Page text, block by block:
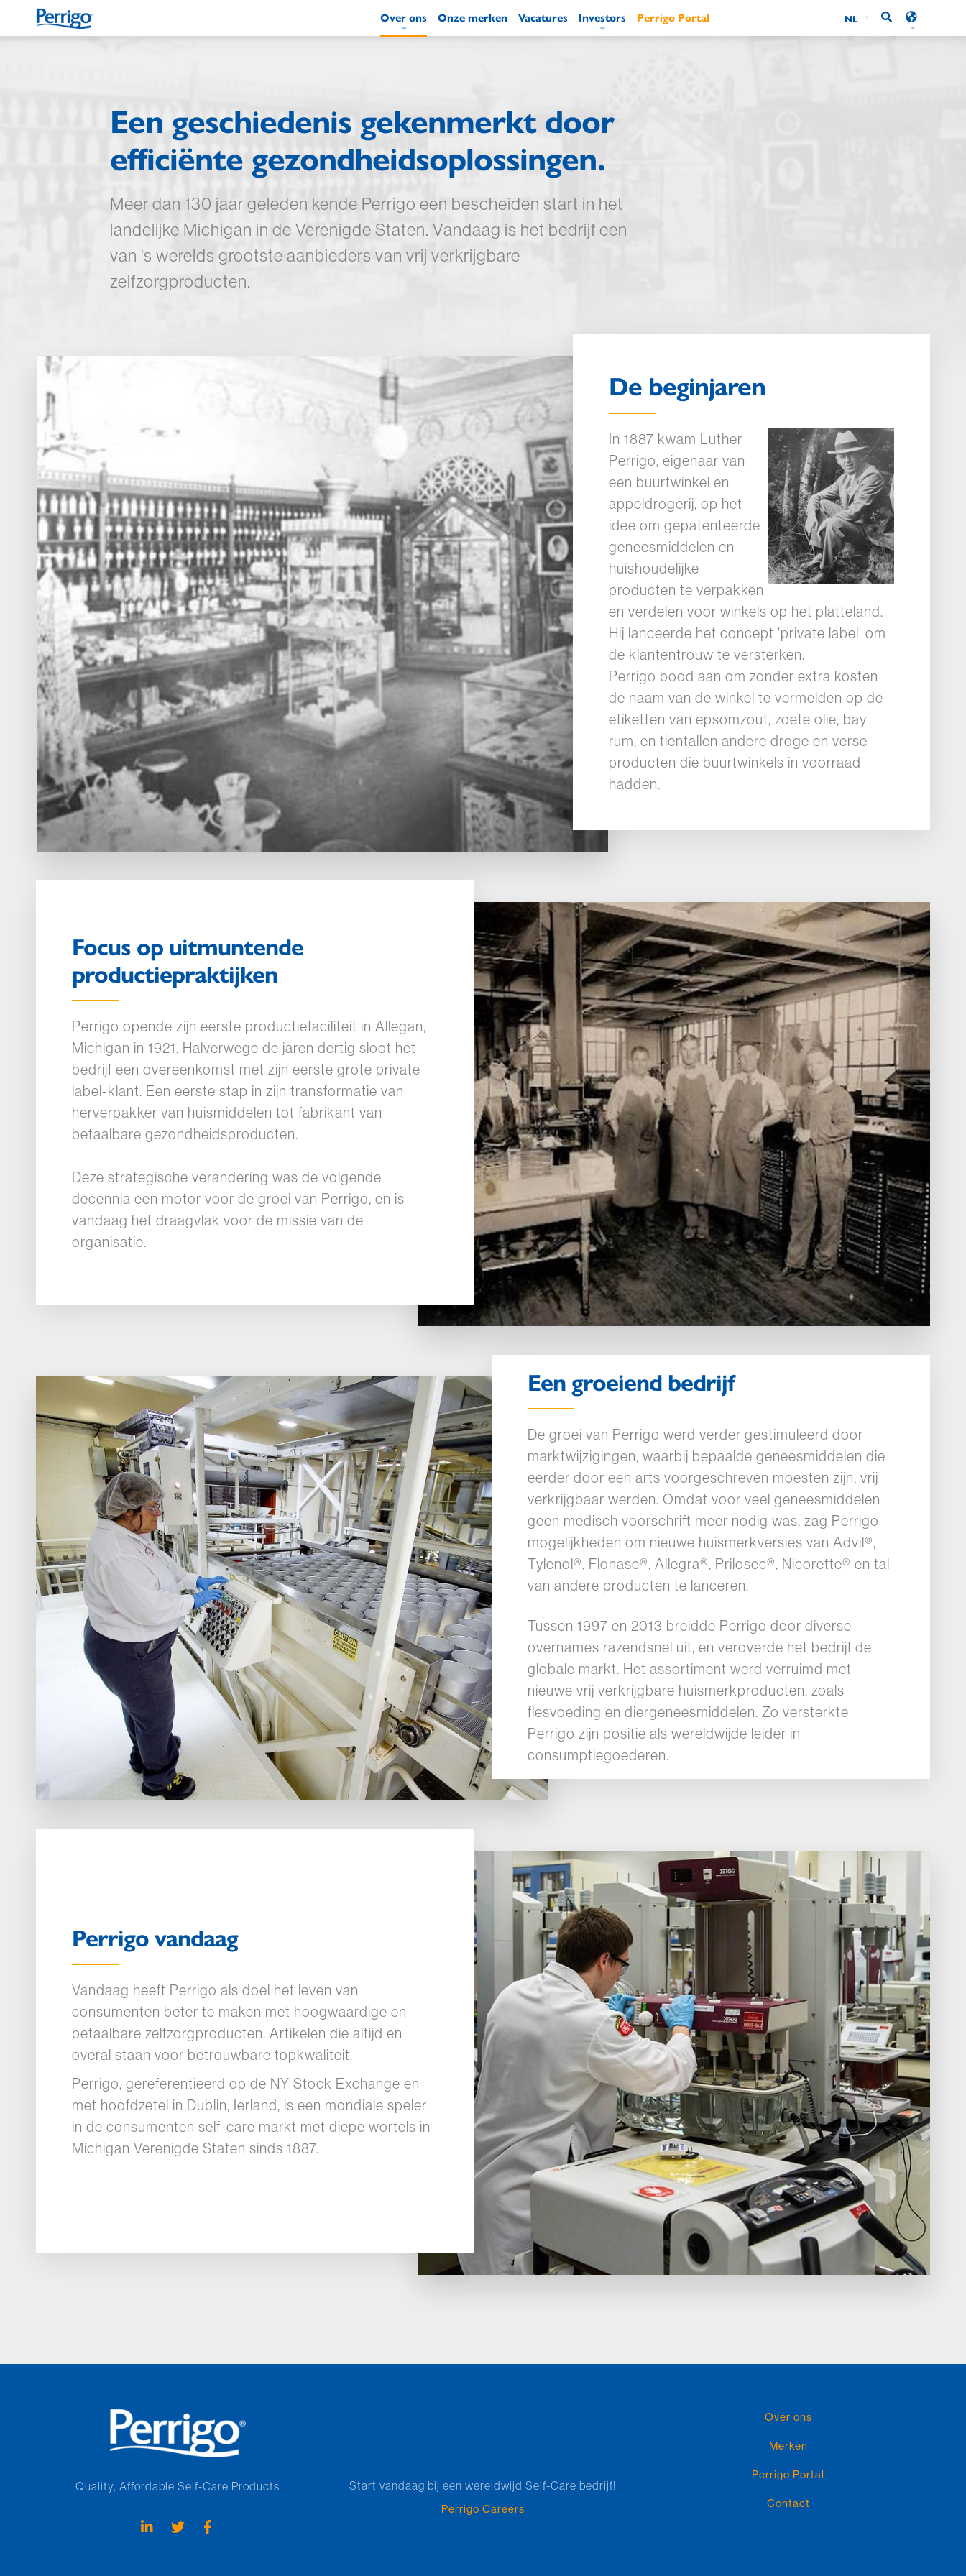
Overslaan
Hoofdnavigatie
Over ons Onze merken Vacatures Investors Perrigo Portal NL
Een geschiedenis gekenmerkt door
efficiënte gezondheidsoplossingen.
Meer dan 130 jaar geleden kende Perrigo een bescheiden start in het
landelijke Michigan in de Verenigde Staten. Vandaag is het bedrijf een
van 's werelds grootste aanbieders van vrij verkrijgbare
zelfzorgproducten.
De beginjaren
Afbeelding
In 1887 kwam Luther
Perrigo, eigenaar van
een buurtwinkel en
appeldrogerij, op het
idee om gepatenteerde
geneesmiddelen en
huishoudelijke
producten te verpakken
en verdelen voor winkels op het platteland.
Hij lanceerde het concept 'private label' om
de klantentrouw te versterken.
Perrigo bood aan om zonder extra kosten
de naam van de winkel te vermelden op de
etiketten van epsomzout, zoete olie, bay
rum, en tientallen andere droge en verse
producten die buurtwinkels in voorraad
hadden.
Focus op uitmuntende
productiepraktijken
Perrigo opende zijn eerste productiefaciliteit in Allegan,
Michigan in 1921. Halverwege de jaren dertig sloot het
bedrijf een overeenkomst met zijn eerste grote private
label-klant. Een eerste stap in zijn transformatie van
herverpakker van huismiddelen tot fabrikant van
betaalbare gezondheidsproducten.
Deze strategische verandering was de volgende
decennia een motor voor de groei van Perrigo, en is
vandaag het draagvlak voor de missie van de
organisatie.
Een groeiend bedrijf
De groei van Perrigo werd verder gestimuleerd door
marktwijzigingen, waarbij bepaalde geneesmiddelen die
eerder door een arts voorgeschreven moesten zijn, vrij
verkrijgbaar werden. Omdat voor veel geneesmiddelen
geen medisch voorschrift meer nodig was, zag Perrigo
mogelijkheden om nieuwe huismerkversies van Advil®,
Tylenol®, Flonase®, Allegra®, Prilosec®, Nicorette® en tal
van andere producten te lanceren.
Tussen 1997 en 2013 breidde Perrigo door diverse
overnames razendsnel uit, en veroverde het bedrijf de
globale markt. Het assortiment werd verruimd met
nieuwe vrij verkrijgbare huismerkproducten, zoals
flesvoeding en diergeneesmiddelen. Zo versterkte
Perrigo zijn positie als wereldwijde leider in
consumptiegoederen.
Perrigo vandaag
Vandaag heeft Perrigo als doel het leven van
consumenten beter te maken met hoogwaardige en
betaalbare zelfzorgproducten. Artikelen die altijd en
overal staan voor betrouwbare topkwaliteit.
Perrigo, gereferentieerd op de NY Stock Exchange en
met hoofdzetel in Dublin, Ierland, is een mondiale speler
in de consumenten self-care markt met diepe wortels in
Michigan Verenigde Staten sinds 1887.
Quality, Affordable Self-Care Products Start vandaag bij een wereldwijd Self-Care bedrijf!
Perrigo Careers
Over ons
Merken
Perrigo Portal
Contact